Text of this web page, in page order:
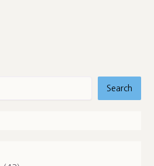
Search